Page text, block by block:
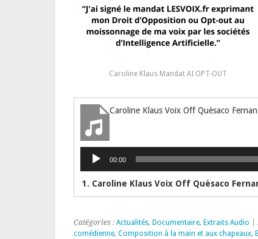
Caroline Klaus Mandat AI OPT-OUT
Lecteur
audio
00:00
Catégories : Actualités, Documentaire, Extraits Audio |
comédienne, Composition à la main et aux chapeaux,